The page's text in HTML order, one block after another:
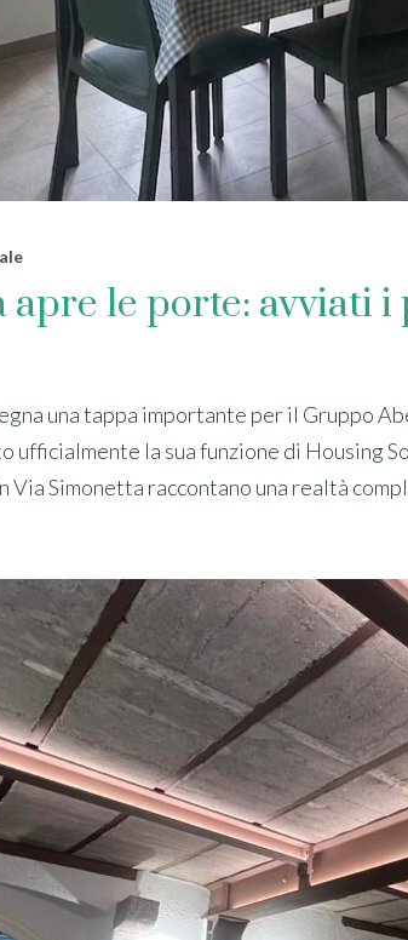
apre le porte: avviati
una tappa importante per il Gruppo
la sua funzione di Housing
Simonetta raccontano una realtà